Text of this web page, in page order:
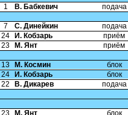
1 В. Бабкевич подача
7 С. Динейкин
подача
24
И. Кобзарь
приём
23
М. Янт приём
13 М. Космин
блок
24
И. Кобзарь
блок
22
В. Дикарев подача
23 М. Янт
блок